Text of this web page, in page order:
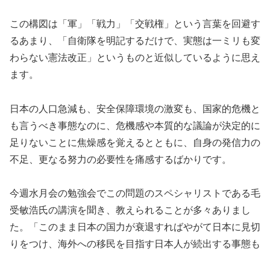
この構図は「軍」「戦力」「交戦権」という言葉を回避す
るあまり、「自衛隊を明記するだけで、実態は一ミリも変
わらない憲法改正」というものと近似しているように思え
ます。
日本の人口急減も、安全保障環境の激変も、国家的危機と
も言うべき事態なのに、危機感や本質的な議論が決定的に
足りないことに焦燥感を覚えるとともに、自身の発信力の
不足、更なる努力の必要性を痛感するばかりです。
今週水月会の勉強会でこの問題のスペシャリストである毛
受敏浩氏の講演を聞き、教えられることが多々ありまし
た。「このまま日本の国力が衰退すればやがて日本に見切
りをつけ、海外への移民を目指す日本人が続出する事態も